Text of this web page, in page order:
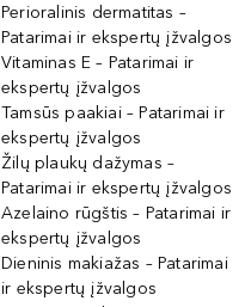
Perioralinis dermatitas –
Patarimai ir ekspertų įžvalgos
Vitaminas E – Patarimai ir
ekspertų įžvalgos
Tamsūs paakiai – Patarimai ir
ekspertų įžvalgos
Žilų plaukų dažymas –
Patarimai ir ekspertų įžvalgos
Azelaino rūgštis – Patarimai ir
ekspertų įžvalgos
Dieninis makiažas – Patarimai
ir ekspertų įžvalgos